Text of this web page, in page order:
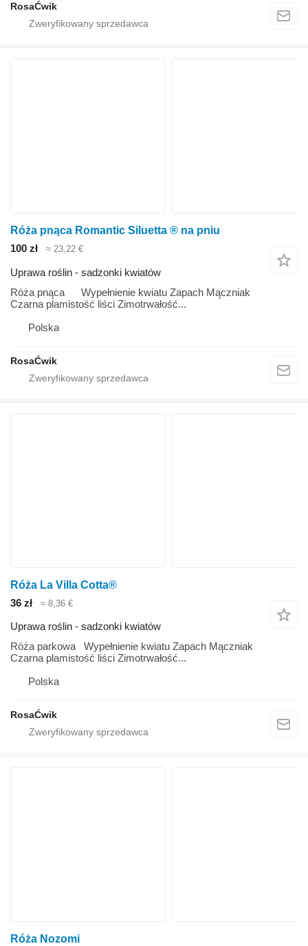
RosaĆwik
Róża pnąca Romantic Siluetta ® na pniu
100 zł
≈ 23,22 €
Uprawa roślin - sadzonki kwiatów
Róża pnąca Wypełnienie kwiatu Zapach Mączniak
Czarna plamistość liści Zimotrwałość...
Polska
RosaĆwik
Róża La Villa Cotta®
36 zł
≈ 8,36 €
Uprawa roślin - sadzonki kwiatów
Róża parkowa Wypełnienie kwiatu Zapach Mączniak
Czarna plamistość liści Zimotrwałość...
Polska
RosaĆwik
Róża Nozomi